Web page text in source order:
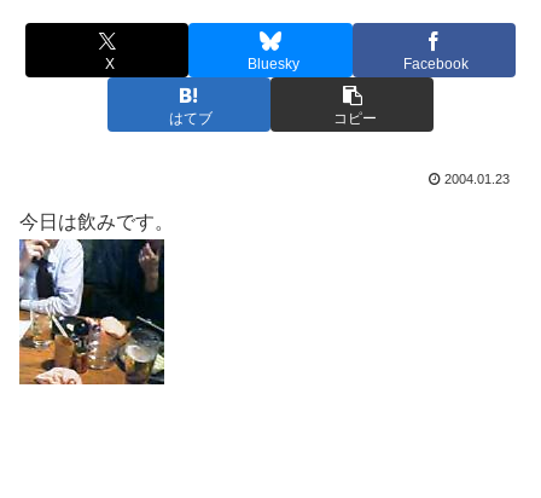
X Bluesky Facebook
はてブ コピー
2004.01.23
今日は飲みです。